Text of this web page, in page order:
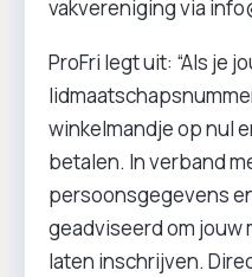
vakvereniging via
ProFri legt uit: “Als je
winkelmandje op nul
betalen. In verband
persoonsgegevens
geadviseerd om
laten inschrijven.